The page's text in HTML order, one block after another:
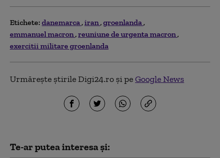
Etichete: danemarca iran groenlanda
emmanuel macron reuniune de urgenta macron
exercitii militare groenlanda
Urmărește știrile Digi24.ro și peGoogle News
Te-ar putea interesa și: